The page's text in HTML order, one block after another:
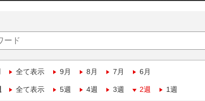
全て表示 9月 8月 7月 6月
全て表示 5週 4週 3週 2週 1週